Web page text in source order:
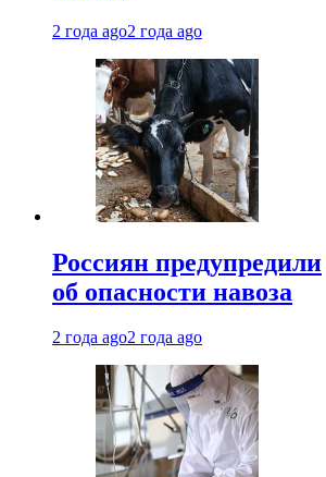
2 года ago2 года ago
Россиян предупредили
об опасности навоза
2 года ago2 года ago